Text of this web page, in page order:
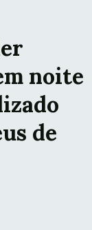
noite
de